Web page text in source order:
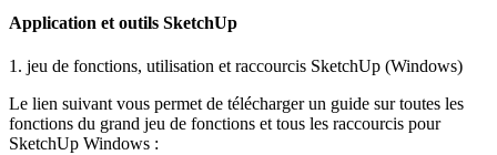
Application et outils SketchUp
1. jeu de fonctions, utilisation et raccourcis SketchUp (Windows)
Le lien suivant vous permet de télécharger un guide sur toutes les
fonctions du grand jeu de fonctions et tous les raccourcis pour
SketchUp Windows :